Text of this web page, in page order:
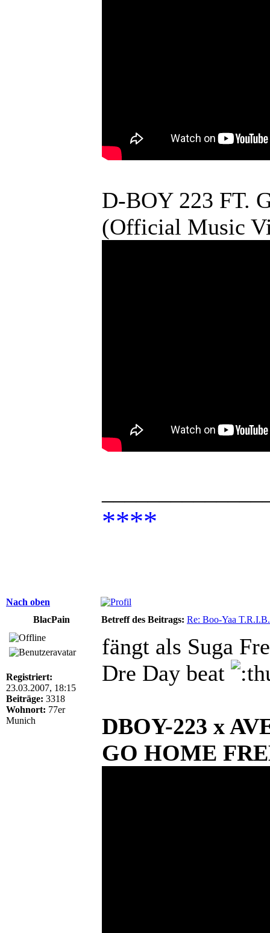
D-BOY 223 FT.
(Official Music
****
Nach oben
BlacPain
Betreff des Beitrags: Re: Boo-Yaa
Registriert:
23.03.2007, 18:15
Beiträge: 3318
Wohnort: 77er
Munich
fängt als Suga
Dre Day beat
DBOY-223 x
GO HOME